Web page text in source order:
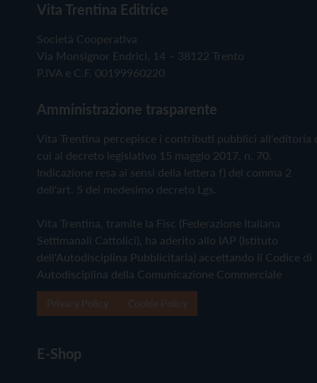
Vita Trentina Editrice
Società Cooperativa
Via Monsignor Endrici, 14 – 38122 Trento
P.IVA e C.F. 00199960220
Amministrazione trasparente
Vita Trentina percepisce i contributi pubblici all'editoria
cui al decreto legislativo 15 maggio 2017, n. 70.
Indicazione resa ai sensi della lettera f) del comma 2
dell'art. 5 del medesimo decreto Lgs.
Vita Trentina, tramite la Fisc (Federazione Italiana
Settimanali Cattolici), ha aderito allo IAP (Istituto
dell'Autodisciplina Pubblicitaria) accettando il Codice di
Autodisciplina della Comunicazione Commerciale
E-Shop